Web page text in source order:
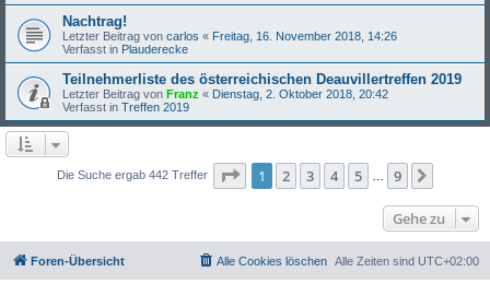
Nachtrag!
Letzter Beitrag von carlos « Freitag, 16. November 2018, 14:26
Verfasst in Plauderecke
Teilnehmerliste des österreichischen Deauvillertreffen 2019
Letzter Beitrag von Franz « Dienstag, 2. Oktober 2018, 20:42
Verfasst in Treffen 2019
Die Suche ergab 442 Treffer Seite 1von
1 2 3 4 5 … 9
Gehe zu
Foren-Übersicht Alle Zeiten sind UTC+02:00
Alle Cookies löschen